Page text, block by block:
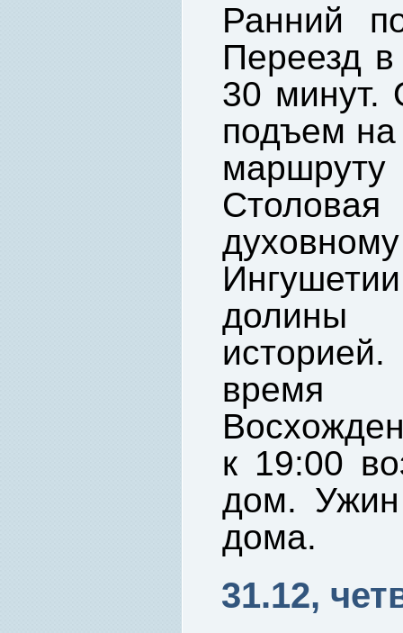
Ранний
Переезд
30 минут.
подъем
долины
время
к 19:00
дом. Ужин
дома.
31.12,